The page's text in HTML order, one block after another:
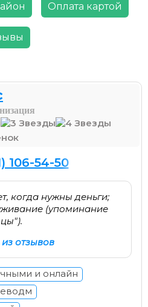
Оплата картой
106-54-50
когда нужны деньги;
(упоминание
отзывов
и онлайн